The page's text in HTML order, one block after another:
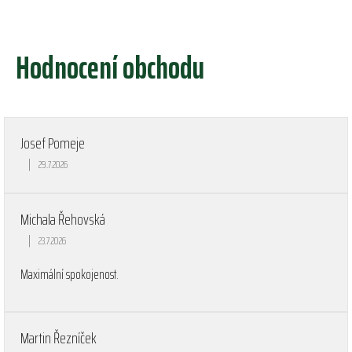
Hodnocení obchodu
Josef Pomeje
Hodnocení obchodu je 5 z 5 hvězdiček.
| 29.7.2026
Michala Řehovská
Hodnocení obchodu je 5 z 5 hvězdiček.
| 23.7.2026
Maximální spokojenost.
Martin Řezníček